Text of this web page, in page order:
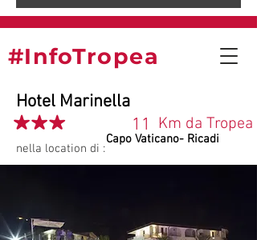
#InfoTropea
Hotel Marinella
nella location di :
Capo Vaticano- Ricadi
11 Km da Tropea